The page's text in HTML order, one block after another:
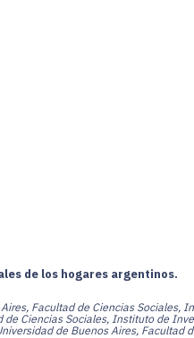
de los hogares argentinos.
Facultad de Ciencias Sociales,
Ciencias Sociales, Instituto de
de Buenos Aires, Facultad